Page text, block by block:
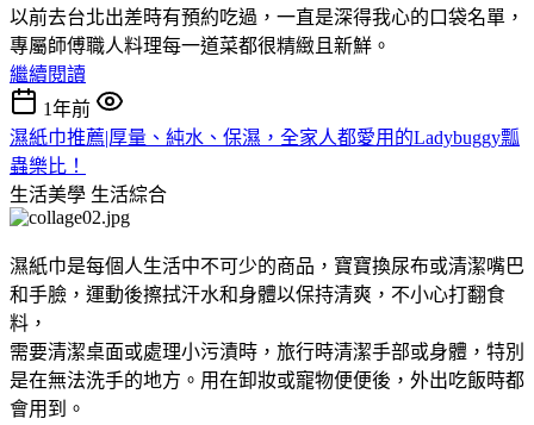
以前去台北出差時有預約吃過，一直是深得我心的口袋名單，
專屬師傅職人料理每一道菜都很精緻且新鮮。
繼續閱讀
1年前
濕紙巾推薦|厚量、純水、保濕，全家人都愛用的Ladybuggy瓢
蟲樂比！
生活美學 生活綜合
濕紙巾是每個人生活中不可少的商品，寶寶換尿布或清潔嘴巴
和手臉，運動後擦拭汗水和身體以保持清爽，不小心打翻食
料，
需要清潔桌面或處理小污漬時，旅行時清潔手部或身體，特別
是在無法洗手的地方。用在卸妝或寵物便便後，外出吃飯時都
會用到。